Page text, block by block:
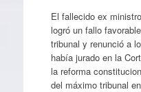
El fallecido ex
logró un fallo
tribunal y renunció a
había jurado en la
la reforma
del máximo tribunal